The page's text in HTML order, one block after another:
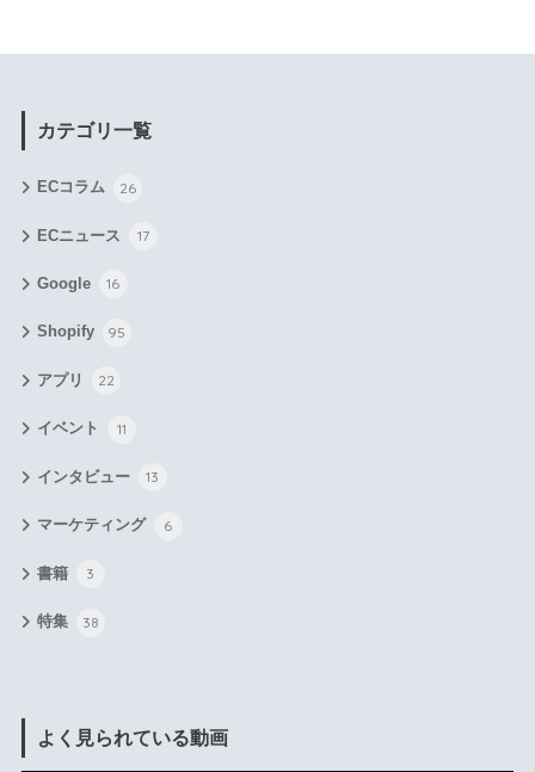
カテゴリ一覧
ECコラム 26
ECニュース 17
Google 16
Shopify 95
アプリ 22
イベント 11
インタビュー 13
マーケティング 6
書籍 3
特集 38
よく見られている動画